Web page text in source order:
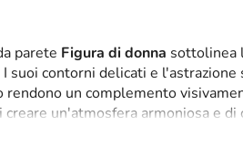
parete Figura di donna sottolinea
suoi contorni delicati e
rendono un complemento
creare un'atmosfera armoniosa e